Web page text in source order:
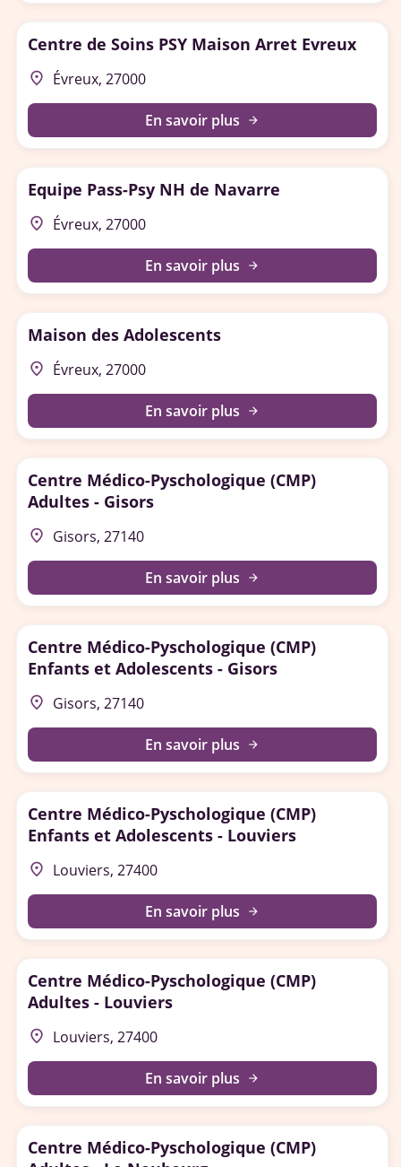
Centre de Soins PSY Maison Arret Evreux
place Évreux, 27000
En savoir plus arrow_forward
Equipe Pass-Psy NH de Navarre
place Évreux, 27000
En savoir plus arrow_forward
Maison des Adolescents
place Évreux, 27000
En savoir plus arrow_forward
Centre Médico-Pyschologique (CMP)
Adultes - Gisors
place Gisors, 27140
En savoir plus arrow_forward
Centre Médico-Pyschologique (CMP)
Enfants et Adolescents - Gisors
place Gisors, 27140
En savoir plus arrow_forward
Centre Médico-Pyschologique (CMP)
Enfants et Adolescents - Louviers
place Louviers, 27400
En savoir plus arrow_forward
Centre Médico-Pyschologique (CMP)
Adultes - Louviers
place Louviers, 27400
En savoir plus arrow_forward
Centre Médico-Pyschologique (CMP)